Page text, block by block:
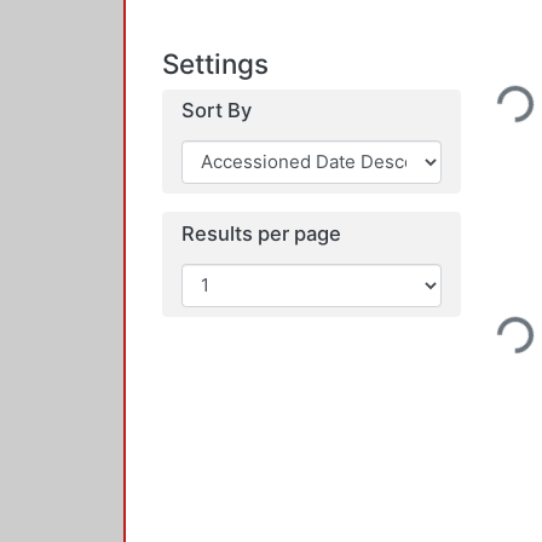
Settings
Sort By
Results per page
Loading...
Loading...